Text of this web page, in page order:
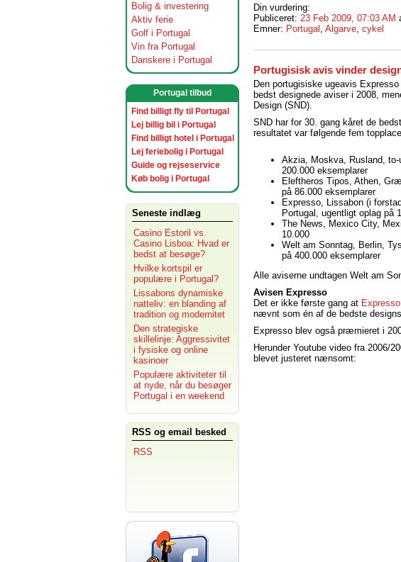
Bolig & investering
Aktiv ferie
Golf i Portugal
Vin fra Portugal
Danskere i Portugal
Portugal tilbud
Find billigt fly til Portugal
Lej billig bil i Portugal
Find billigt hotel i Portugal
Lej feriebolig i Portugal
Guide og rejseservice
Køb bolig i Portugal
Seneste indlæg
Casino Estoril vs.
Casino Lisboa: Hvad er
bedst at besøge?
Hvilke kortspil er
populære i Portugal?
Lissabons dynamiske
natteliv: en blanding af
tradition og modernitet
Den strategiske
skillelinje: Aggressivitet
i fysiske og online
kasinoer
Populære aktiviteter til
at nyde, når du besøger
Portugal i en weekend
RSS og email besked
RSS
Din vurdering:
Publiceret: 23 Feb 2009, 07:03 AM
Emner: Portugal , Algarve, cykel
Portugisisk avis vinder
Den portugisiske ugeavis
bedst designede aviser i 2008,
Design (SND).
SND har for 30. gang kåret de
resultatet var følgende fem
Akzia, Moskva, Rusland, to-
200.000 eksemplarer
Eleftheros Tipos, Athen,
på 86.000 eksemplarer
Expresso, Lissabon (i
Portugal, ugentligt oplag på
The News, Mexico City,
10.000
Welt am Sonntag, Berlin,
på 400.000 eksemplarer
Alle aviserne undtagen Welt am
Avisen Expresso
Det er ikke første gang at Expresso
nævnt som én af de bedste
Expresso blev også præmieret i
Herunder Youtube video fra 2006/
blevet justeret nænsomt: